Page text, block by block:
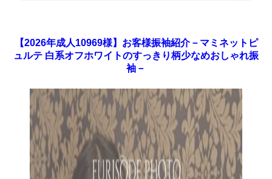
【2026年成人10969様】お客様振袖紹介－マミネットピ
ュルテ 白系オフホワイトのすっきり柄少なめおしゃれ振
袖－